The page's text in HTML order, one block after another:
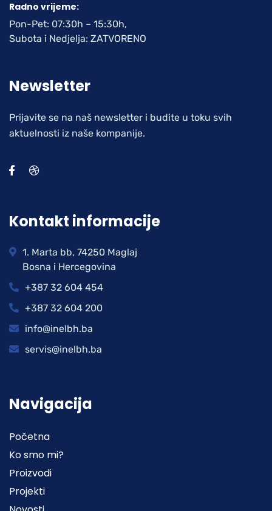
Radno vrijeme:
Pon-Pet: 07:30h – 15:30h,
Subota i Nedjelja: ZATVORENO
Newsletter
Prijavite se na naš newsletter i budite u toku svih
aktuelnosti iz naše kompanije.
Kontakt informacije
1. Marta bb, 74250 Maglaj
Bosna i Hercegovina
+387 32 604 454
+387 32 604 200
info@inelbh.ba
servis@inelbh.ba
Navigacija
Početna
Ko smo mi?
Proizvodi
Projekti